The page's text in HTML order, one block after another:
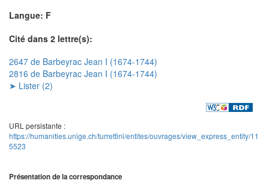
Langue: F
Cité dans 2 lettre(s):
2647 de Barbeyrac Jean I (1674-1744)
2816 de Barbeyrac Jean I (1674-1744)
➤ Lister (2)
URL persistante :
https://humanities.unige.ch/turrettini/entites/ouvrages/view_express_entity/11
5523
Présentation de la correspondance